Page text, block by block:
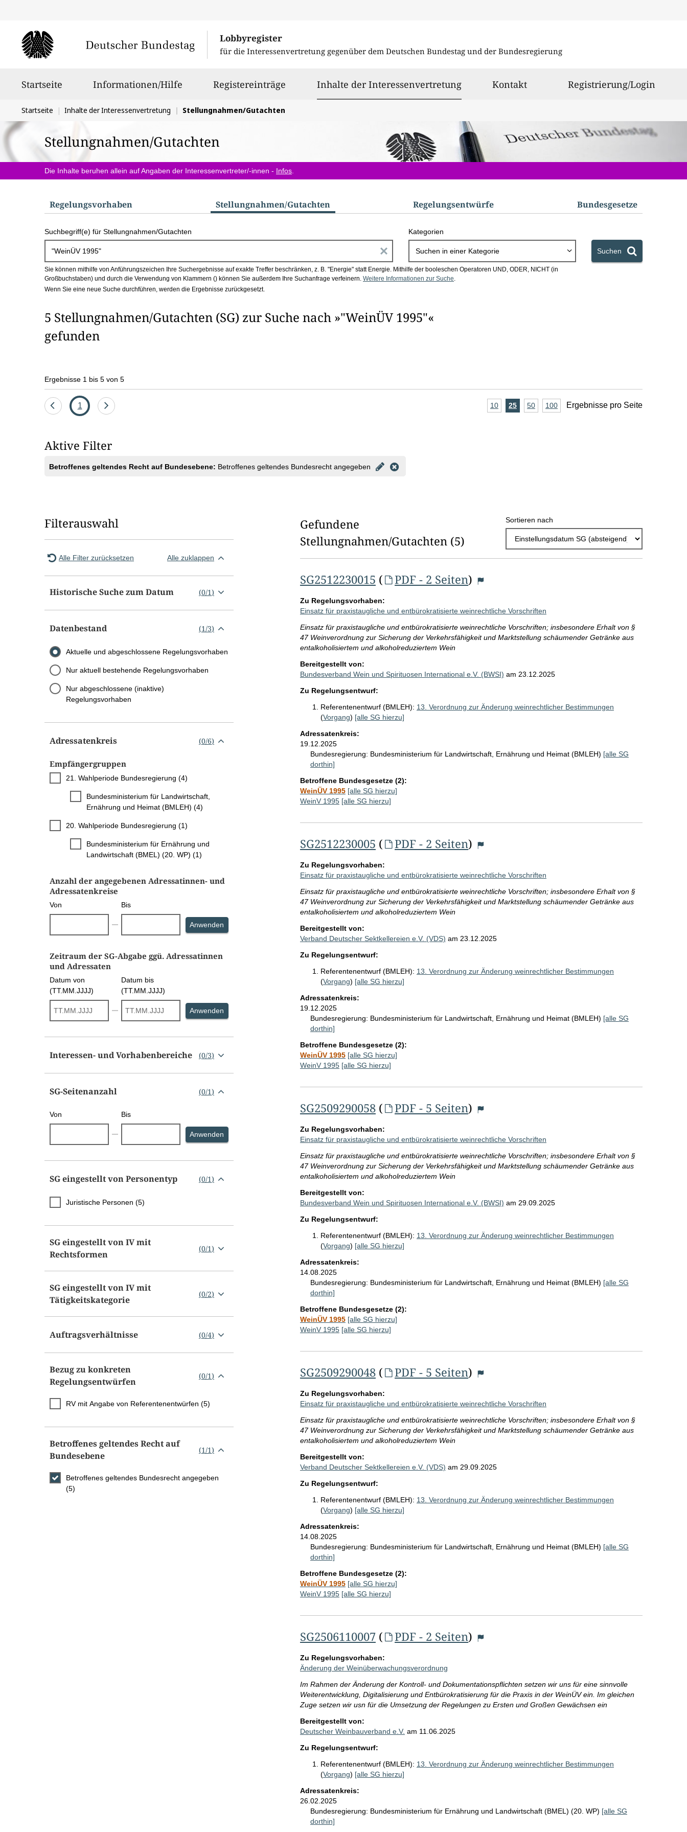
Lobbyregister
für die Interessenvertretung gegenüber dem Deutschen Bundestag und der Bundesregierung
Startseite Informationen/Hilfe Registereinträge Inhalte der Interessenvertretungausgewählt
Kontakt Registrierung/Login
Sie
befinden
sich
hier:
Startseite Inhalte der Interessenvertretung Stellungnahmen/Gutachten
Stellungnahmen/Gutachten
Die Inhalte beruhen allein auf Angaben der Interessenvertreter/-innen - Infos
S
u
c
h
b
x
Regelungs­vorhaben Stellungnahmen/​Gutachten Regelungs­entwürfe Bundes­gesetze
Suchbegriff(e) für Stellungnahmen/Gutachten
i
a
i
c
e
Kategorien
Suchen in einer Kategorie Suchen
Sie können mithilfe von Anführungszeichen Ihre Suchergebnisse auf exakte Treffer beschränken, z. B. "Energie" statt Energie. Mithilfe der booleschen Operatoren UND, ODER, NICHT (in
Großbuchstaben) und durch die Verwendung von Klammern () können Sie außerdem Ihre Suchanfrage verfeinern. Weitere Informationen zur Suche.
Wenn Sie eine neue Suche durchführen, werden die Ergebnisse zurückgesetzt.
5 Stellungnahmen/Gutachten (SG) zur Suche nach »"WeinÜV 1995"«
gefunden
Ergebnisse 1 bis 5 von 5
Eine
Seite
1
Eine
A
e
i
s
s
p
o
i
10Ergebnisse
25Ergebnisse
50Ergebnisse
100Ergebnisse
Ergebnisse pro Seite
Aktive Filter
Betroffenes geltendes Recht auf Bundesebene: Betroffenes geltendes Bundesrecht angegeben
Filterauswahl
Alle Filter zurücksetzen Alle zuklappen
Historische Suche zum Datum (0/1)
Datenbestand (1/3)
Aktuelle und abgeschlossene Regelungsvorhaben
Nur aktuell bestehende Regelungsvorhaben
Nur abgeschlossene (inaktive)
Regelungsvorhaben
Adressatenkreis (0/6)
Empfängergruppen
21. Wahlperiode Bundesregierung (4)
Bundesministerium für Landwirtschaft,
Ernährung und Heimat (BMLEH) (4)
20. Wahlperiode Bundesregierung (1)
Bundesministerium für Ernährung und
Landwirtschaft (BMEL) (20. WP) (1)
Anzahl der angegebenen Adressatinnen- und
Adressatenkreise
Von Bis
Anwenden Selektion Anzahl der angegebenen Adressatinnen- und Adressatenkreise
Zeitraum der SG-Abgabe ggü. Adressatinnen
und Adressaten
Datum von
(TT.MM.JJJJ)
Datum bis
(TT.MM.JJJJ)
Anwenden Selektion Zeitraum der SG-Abgabe ggü. Adressatinnen und Adressaten
Interessen- und Vorhabenbereiche (0/3)
SG-Seitenanzahl (0/1)
Von Bis
Anwenden Selektion SG-Seitenanzahl
SG eingestellt von Personentyp (0/1)
Juristische Personen (5)
SG eingestellt von IV mit
Rechtsformen
(0/1)
SG eingestellt von IV mit
Tätigkeitskategorie
(0/2)
Auftragsverhältnisse (0/4)
Bezug zu konkreten
Regelungsentwürfen
(0/1)
RV mit Angabe von Referentenentwürfen (5)
Betroffenes geltendes Recht auf
Bundesebene
(1/1)
Betroffenes geltendes Bundesrecht angegeben
(5)
Gefundene
Stellungnahmen/⁠Gutachten (5)
Sortieren nach
SG2512230015 ( PDF - 2 Seiten)
Zu Regelungsvorhaben:
Einsatz für praxistaugliche und entbürokratisierte weinrechtliche Vorschriften
Einsatz für praxistaugliche und entbürokratisierte weinrechtliche Vorschriften; insbesondere Erhalt von §
47 Weinverordnung zur Sicherung der Verkehrsfähigkeit und Marktstellung schäumender Getränke aus
entalkoholisiertem und alkoholreduziertem Wein
Bereitgestellt von:
Bundesverband Wein und Spirituosen International e.V. (BWSI) am 23.12.2025
Zu Regelungsentwurf:
Referentenentwurf (BMLEH): 13. Verordnung zur Änderung weinrechtlicher Bestimmungen
(Vorgang) [alle SG hierzu]
Adressatenkreis:
19.12.2025
Bundesregierung: Bundesministerium für Landwirtschaft, Ernährung und Heimat (BMLEH) [alle SG
dorthin]
Betroffene Bundesgesetze (2):
WeinÜV 1995 [alle SG hierzu]
WeinV 1995 [alle SG hierzu]
SG2512230005 ( PDF - 2 Seiten)
Zu Regelungsvorhaben:
Einsatz für praxistaugliche und entbürokratisierte weinrechtliche Vorschriften
Einsatz für praxistaugliche und entbürokratisierte weinrechtliche Vorschriften; insbesondere Erhalt von §
47 Weinverordnung zur Sicherung der Verkehrsfähigkeit und Marktstellung schäumender Getränke aus
entalkoholisiertem und alkoholreduziertem Wein
Bereitgestellt von:
Verband Deutscher Sektkellereien e.V. (VDS) am 23.12.2025
Zu Regelungsentwurf:
Referentenentwurf (BMLEH): 13. Verordnung zur Änderung weinrechtlicher Bestimmungen
(Vorgang) [alle SG hierzu]
Adressatenkreis:
19.12.2025
Bundesregierung: Bundesministerium für Landwirtschaft, Ernährung und Heimat (BMLEH) [alle SG
dorthin]
Betroffene Bundesgesetze (2):
WeinÜV 1995 [alle SG hierzu]
WeinV 1995 [alle SG hierzu]
SG2509290058( PDF - 5 Seiten)
Zu Regelungsvorhaben:
Einsatz für praxistaugliche und entbürokratisierte weinrechtliche Vorschriften
Einsatz für praxistaugliche und entbürokratisierte weinrechtliche Vorschriften; insbesondere Erhalt von §
47 Weinverordnung zur Sicherung der Verkehrsfähigkeit und Marktstellung schäumender Getränke aus
entalkoholisiertem und alkoholreduziertem Wein
Bereitgestellt von:
Bundesverband Wein und Spirituosen International e.V. (BWSI) am 29.09.2025
Zu Regelungsentwurf:
Referentenentwurf (BMLEH): 13. Verordnung zur Änderung weinrechtlicher Bestimmungen
(Vorgang) [alle SG hierzu]
Adressatenkreis:
14.08.2025
Bundesregierung: Bundesministerium für Landwirtschaft, Ernährung und Heimat (BMLEH) [alle SG
dorthin]
Betroffene Bundesgesetze (2):
WeinÜV 1995 [alle SG hierzu]
WeinV 1995 [alle SG hierzu]
SG2509290048( PDF - 5 Seiten)
Zu Regelungsvorhaben:
Einsatz für praxistaugliche und entbürokratisierte weinrechtliche Vorschriften
Einsatz für praxistaugliche und entbürokratisierte weinrechtliche Vorschriften; insbesondere Erhalt von §
47 Weinverordnung zur Sicherung der Verkehrsfähigkeit und Marktstellung schäumender Getränke aus
entalkoholisiertem und alkoholreduziertem Wein
Bereitgestellt von:
Verband Deutscher Sektkellereien e.V. (VDS) am 29.09.2025
Zu Regelungsentwurf:
Referentenentwurf (BMLEH): 13. Verordnung zur Änderung weinrechtlicher Bestimmungen
(Vorgang) [alle SG hierzu]
Adressatenkreis:
14.08.2025
Bundesregierung: Bundesministerium für Landwirtschaft, Ernährung und Heimat (BMLEH) [alle SG
dorthin]
Betroffene Bundesgesetze (2):
WeinÜV 1995 [alle SG hierzu]
WeinV 1995 [alle SG hierzu]
SG2506110007( PDF - 2 Seiten)
Zu Regelungsvorhaben:
Änderung der Weinüberwachungsverordnung
Im Rahmen der Änderung der Kontroll- und Dokumentationspflichten setzen wir uns für eine sinnvolle
Weiterentwicklung, Digitalisierung und Entbürokratisierung für die Praxis in der WeinÜV ein. Im gleichen
Zuge setzen wir usn für die Umsetzung der Regelungen zu Ersten und Großen Gewächsen ein
Bereitgestellt von:
Deutscher Weinbauverband e.V. am 11.06.2025
Zu Regelungsentwurf:
Referentenentwurf (BMLEH): 13. Verordnung zur Änderung weinrechtlicher Bestimmungen
(Vorgang) [alle SG hierzu]
Adressatenkreis:
26.02.2025
Bundesregierung: Bundesministerium für Ernährung und Landwirtschaft (BMEL) (20. WP) [alle SG
dorthin]